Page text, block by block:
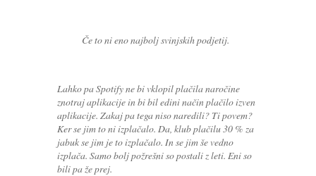
Če to ni eno najbolj svinjskih podjetij.
Lahko pa Spotify ne bi vklopil plačila naročine
znotraj aplikacije in bi bil edini način plačilo izven
aplikacije. Zakaj pa tega niso naredili? Ti povem?
Ker se jim to ni izplačalo. Da, klub plačilu 30 % za
jabuk se jim je to izplačalo. In se jim še vedno
izplača. Samo bolj požrešni so postali z leti. Eni so
bili pa že prej.